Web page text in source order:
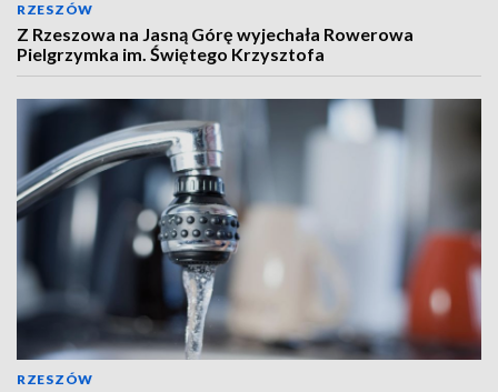
RZESZÓW
Z Rzeszowa na Jasną Górę wyjechała Rowerowa
Pielgrzymka im. Świętego Krzysztofa
RZESZÓW